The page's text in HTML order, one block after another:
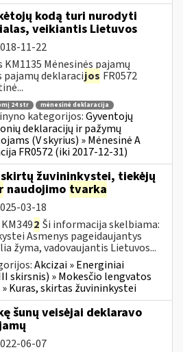
kodą turi nurodyti
veikiantis Lietuvos
11-22
KM1135 Mėnesinės pajamų
pajamų deklaracijos FR0572
24 str
mėnesinė deklaracija
kategorijos:Gyventojų
deklaracijų ir pažymų
(V skyrius) » Mėnesinė A
FR0572 (iki 2017-12-31)
žuvininkystei, tiekėjų
naudojimo tvarka
03-18
2 Ši informacija skelbiama:
Asmenys pageidaujantys
žyma, vadovaujantis Lietuvos...
Akcizai » Energiniai
skirsnis) » Mokesčio lengvatos
Kuras, skirtas žuvininkystei
šunų veisėjai deklaravo
06-07